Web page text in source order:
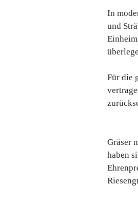
In
und
Für die
Gräser
haben